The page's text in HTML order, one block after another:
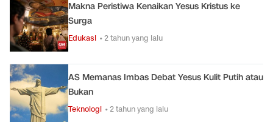
Makna Peristiwa Kenaikan Yesus Kristus ke
Surga
Edukasi • 2 tahun yang lalu
AS Memanas Imbas Debat Yesus Kulit Putih atau
Bukan
Teknologi • 2 tahun yang lalu